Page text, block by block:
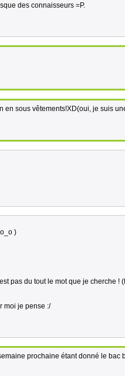
des connaisseurs =P.
sous vêtements!XD(oui, je suis
)
pas du tout le mot que je cherche !
moi je pense :/
prochaine étant donné le bac